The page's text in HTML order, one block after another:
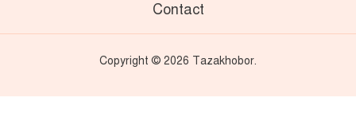
Contact
Copyright © 2026 Tazakhobor.